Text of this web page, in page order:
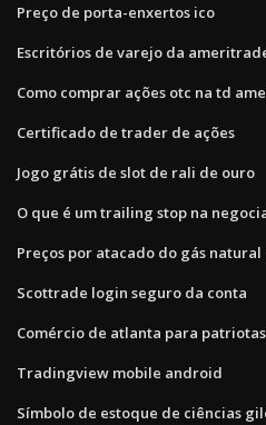
Preço de porta-enxertos ico
Escritórios de varejo da
Como comprar ações otc na td
Certificado de trader de ações
Jogo grátis de slot de rali de ouro
O que é um trailing stop na
Preços por atacado do gás
Scottrade login seguro da conta
Comércio de atlanta para patriotas
Tradingview mobile android
Símbolo de estoque de ciências